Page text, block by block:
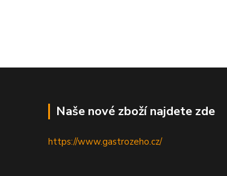
Naše nové zboží najdete zde
https://www.gastrozeho.cz/